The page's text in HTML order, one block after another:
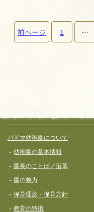
ゲ
ー
シ
ョ
ン
前ページ 1
フッターコンテンツ
パドマ幼稚園について
幼稚園の基本情報
園長のことば／沿革
園の魅力
保育理念・保育⽅針
教育の特徴